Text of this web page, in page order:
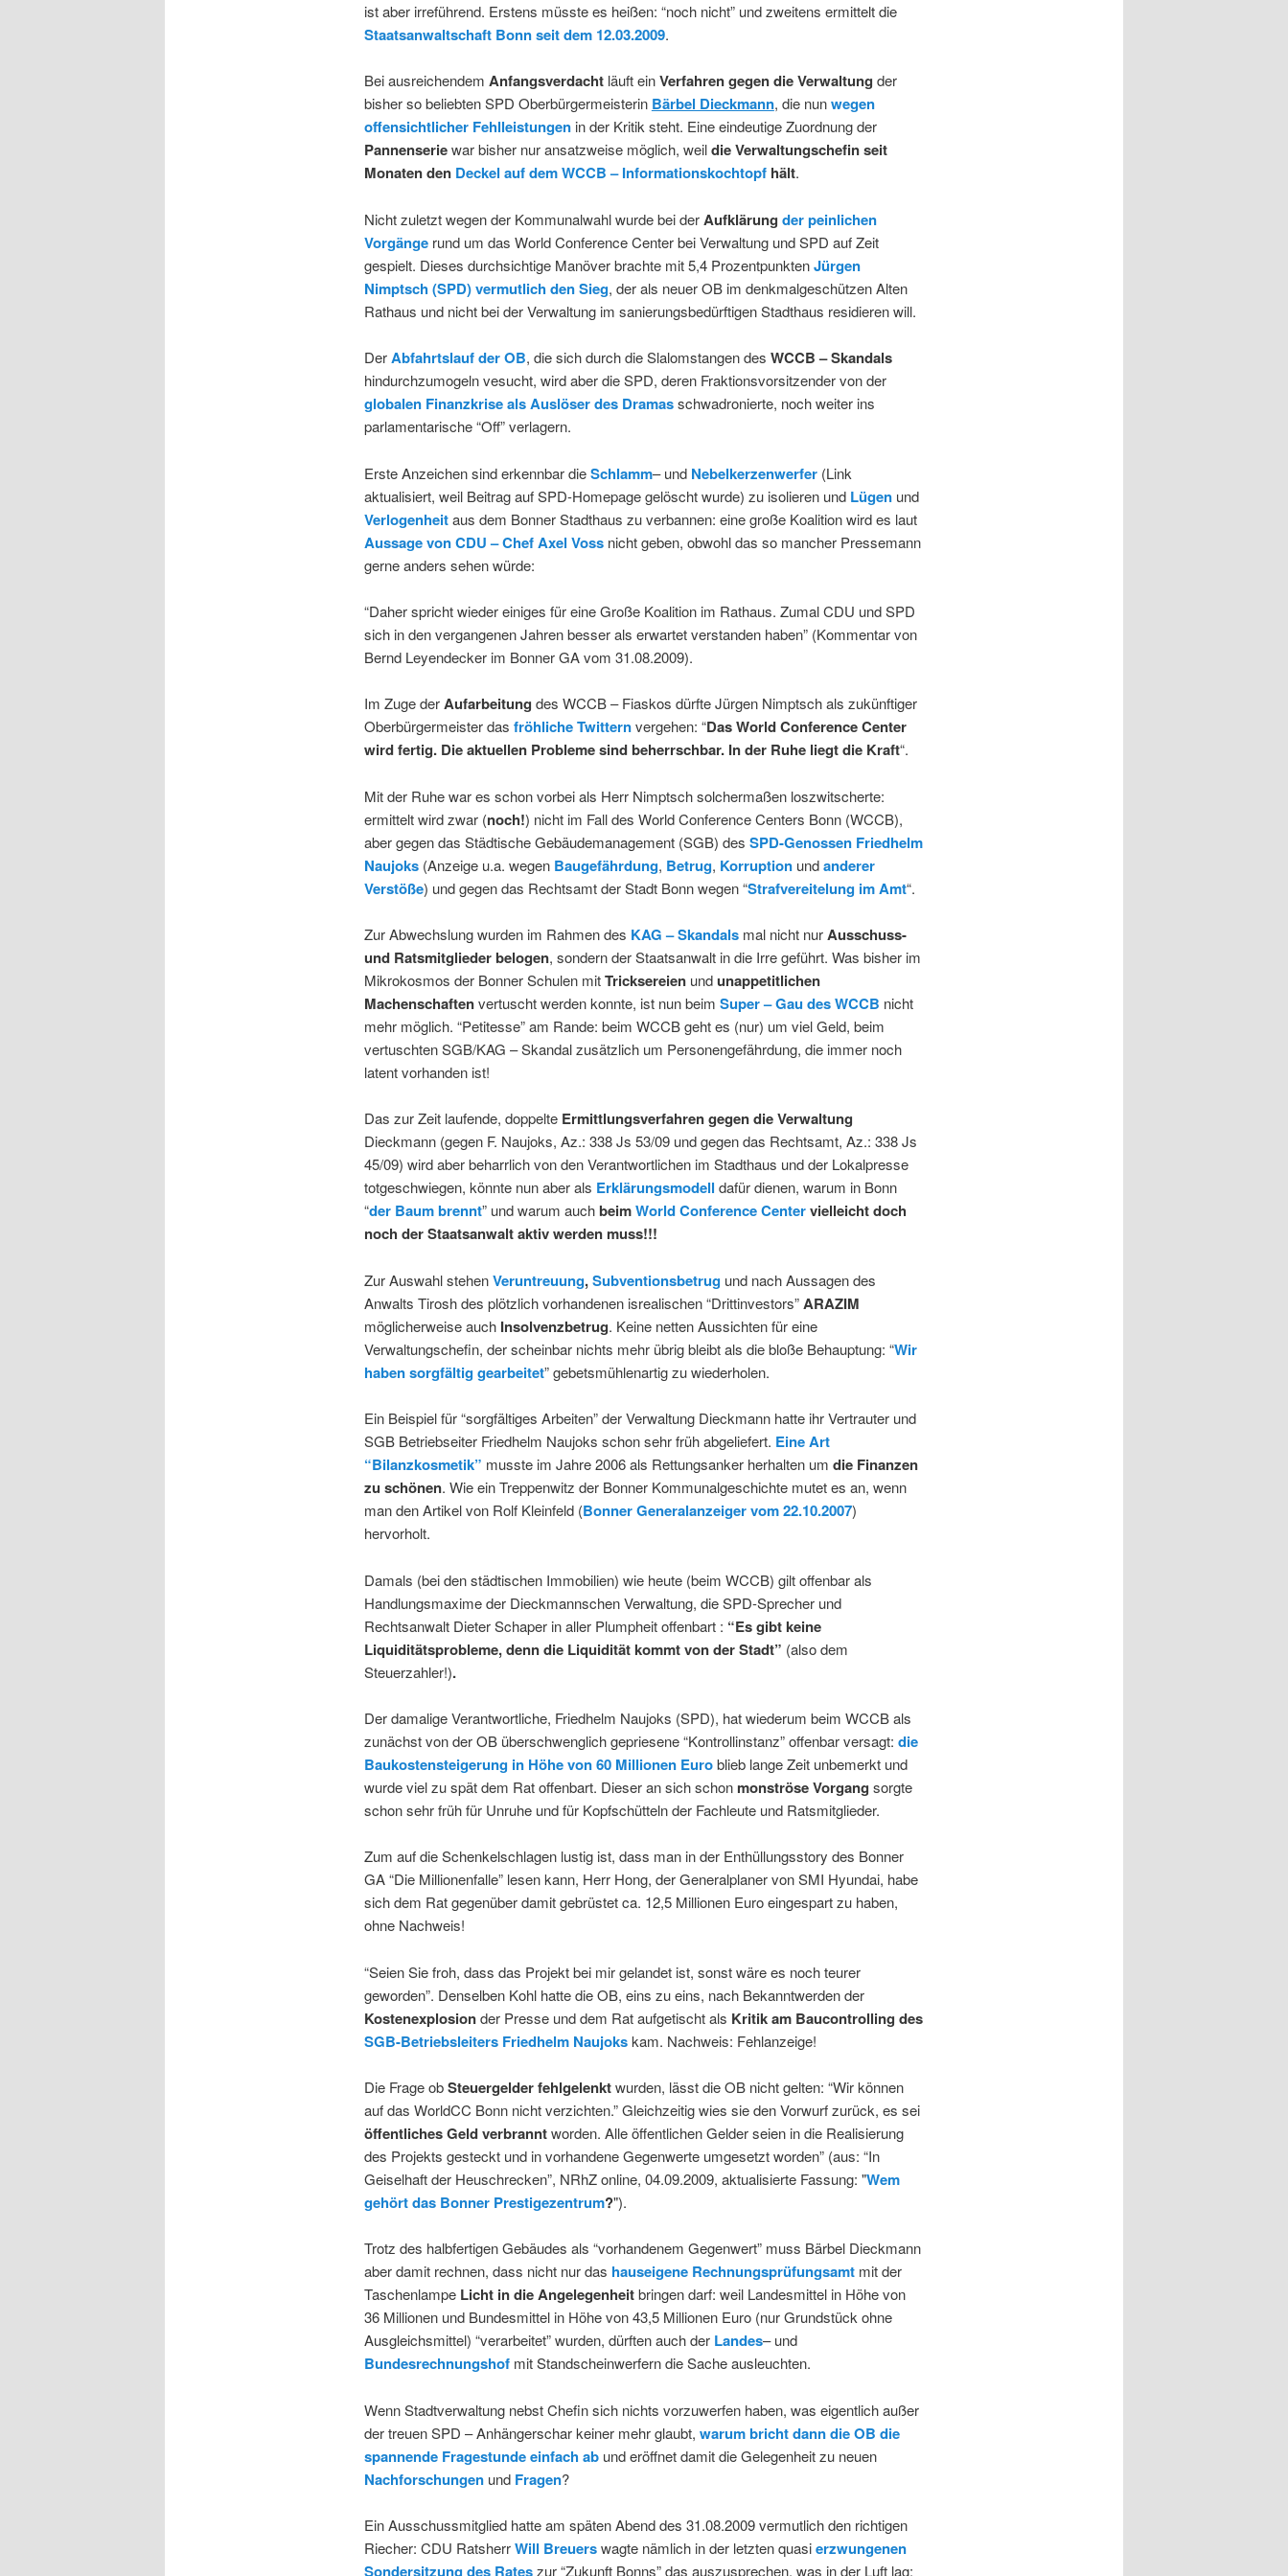
ist aber irreführend. Erstens müsste es heißen: “noch nicht” und zweitens ermittelt die
Staatsanwaltschaft Bonn seit dem 12.03.2009.
Bei ausreichendem Anfangsverdachtläuft einVerfahren gegen die Verwaltung der
bisher so beliebten SPD Oberbürgermeisterin Bärbel Dieckmann, die nunwegen
offensichtlicher Fehlleistungenin der Kritik steht. Eine eindeutige Zuordnung der
Pannenseriewar bisher nur ansatzweise möglich, weildie Verwaltungschefin seit
Monaten den Deckel auf dem WCCB – Informationskochtopf hält.
Nicht zuletzt wegen der Kommunalwahl wurde bei derAufklärung der peinlichen
Vorgängerund um das World Conference Center bei Verwaltung und SPD auf Zeit
gespielt. Dieses durchsichtige Manöver brachte mit 5,4 ProzentpunktenJürgen
Nimptsch (SPD) vermutlich den Sieg, der als neuer OB im denkmalgeschützen Alten
Rathaus und nicht bei der Verwaltung im sanierungsbedürftigen Stadthaus residieren will.
DerAbfahrtslauf der OB, die sich durch die Slalomstangen des WCCB – Skandals
hindurchzumogeln vesucht, wird aber die SPD, deren Fraktionsvorsitzender von der
globalen Finanzkrise als Auslöser des Dramasschwadronierte, noch weiter ins
parlamentarische “Off” verlagern.
Erste Anzeichen sind erkennbar dieSchlamm– und Nebelkerzenwerfer (Link
aktualisiert, weil Beitrag auf SPD-Homepage gelöscht wurde) zu isolieren und Lügen und
Verlogenheitaus dem Bonner Stadthaus zu verbannen: eine große Koalition wird es laut
Aussage von CDU – Chef Axel Vossnicht geben, obwohl das so mancher Pressemann
gerne anders sehen würde:
“Daher spricht wieder einiges für eine Große Koalition im Rathaus. Zumal CDU und SPD
sich in den vergangenen Jahren besser als erwartet verstanden haben” (Kommentar von
Bernd Leyendecker im Bonner GA vom 31.08.2009).
Im Zuge derAufarbeitung des WCCB – Fiaskos dürfte Jürgen Nimptsch als zukünftiger
Oberbürgermeister das fröhliche Twitternvergehen: “Das World Conference Center
wird fertig. Die aktuellen Probleme sind beherrschbar. In der Ruhe liegt die Kraft“.
Mit der Ruhe war es schon vorbei als Herr Nimptsch solchermaßen loszwitscherte:
ermittelt wird zwar (noch!) nicht im Fall des World Conference Centers Bonn (WCCB),
aber gegen das Städtische Gebäudemanagement (SGB) des SPD-Genossen Friedhelm
Naujoks(Anzeige u.a. wegen Baugefährdung, Betrug, Korruptionundanderer
Verstöße) und gegen das Rechtsamt der Stadt Bonn wegen “Strafvereitelung im Amt“.
Zur Abwechslung wurden im Rahmen des KAG – Skandalsmal nicht nurAusschuss-
und Ratsmitglieder belogen, sondern der Staatsanwalt in die Irre geführt. Was bisher im
Mikrokosmos der Bonner Schulen mitTricksereienundunappetitlichen
Machenschaftenvertuscht werden konnte, ist nun beim Super – Gau des WCCB nicht
mehr möglich. “Petitesse” am Rande: beim WCCB geht es (nur) um viel Geld, beim
vertuschten SGB/KAG – Skandal zusätzlich um Personengefährdung, die immer noch
latent vorhanden ist!
Das zur Zeit laufende, doppelteErmittlungsverfahren gegen die Verwaltung
Dieckmann (gegen F. Naujoks, Az.: 338 Js 53/09 und gegen das Rechtsamt, Az.: 338 Js
45/09) wird aber beharrlich von den Verantwortlichen im Stadthaus und der Lokalpresse
totgeschwiegen, könnte nun aber als Erklärungsmodell dafür dienen, warum in Bonn
“der Baum brennt” und warum auchbeimWorld Conference Centervielleicht doch
noch derStaatsanwalt aktiv werden muss!!!
Zur Auswahl stehenVeruntreuung,Subventionsbetrug und nach Aussagen des
Anwalts Tirosh des plötzlich vorhandenen isrealischen “Drittinvestors”ARAZIM
möglicherweise auchInsolvenzbetrug. Keine netten Aussichten für eine
Verwaltungschefin, der scheinbar nichts mehr übrig bleibt als die bloße Behauptung: “Wir
haben sorgfältig gearbeitet” gebetsmühlenartig zu wiederholen.
Ein Beispiel für “sorgfältiges Arbeiten” der Verwaltung Dieckmann hatte ihr Vertrauter und
SGB Betriebseiter Friedhelm Naujoks schon sehr früh abgeliefert. Eine Art
“Bilanzkosmetik” musste im Jahre 2006 als Rettungsanker herhalten um die Finanzen
zu schönen. Wie ein Treppenwitz der Bonner Kommunalgeschichte mutet es an, wenn
man den Artikel von Rolf Kleinfeld (Bonner Generalanzeiger vom 22.10.2007)
hervorholt.
Damals (bei den städtischen Immobilien) wie heute (beim WCCB) gilt offenbar als
Handlungsmaxime der Dieckmannschen Verwaltung, die SPD-Sprecher und
Rechtsanwalt Dieter Schaper in aller Plumpheit offenbart : “Es gibt keine
Liquiditätsprobleme, denn die Liquidität kommt von der Stadt” (also dem
Steuerzahler!).
Der damalige Verantwortliche, Friedhelm Naujoks (SPD), hat wiederum beim WCCB als
zunächst von der OB überschwenglich gepriesene “Kontrollinstanz” offenbar versagt: die
Baukostensteigerung in Höhe von 60 Millionen Euroblieb lange Zeit unbemerkt und
wurde viel zu spät dem Rat offenbart. Dieser an sich schon monströse Vorgang sorgte
schon sehr früh für Unruhe und für Kopfschütteln der Fachleute und Ratsmitglieder.
Zum auf die Schenkelschlagen lustig ist, dass man in der Enthüllungsstory des Bonner
GA “Die Millionenfalle” lesen kann, Herr Hong, der Generalplaner von SMI Hyundai, habe
sich dem Rat gegenüber damit gebrüstet ca. 12,5 Millionen Euro eingespart zu haben,
ohne Nachweis!
“Seien Sie froh, dass das Projekt bei mir gelandet ist, sonst wäre es noch teurer
geworden”. Denselben Kohl hatte die OB, eins zu eins, nach Bekanntwerden der
Kostenexplosionder Presse und dem Rat aufgetischt als Kritik am Baucontrolling des
SGB-Betriebsleiters Friedhelm Naujokskam. Nachweis: Fehlanzeige!
Die Frage obSteuergelder fehlgelenktwurden, lässt die OB nicht gelten: “Wir können
auf das WorldCC Bonn nicht verzichten.” Gleichzeitig wies sie den Vorwurf zurück, es sei
öffentliches Geld verbranntworden. Alle öffentlichen Gelder seien in die Realisierung
des Projekts gesteckt und in vorhandene Gegenwerte umgesetzt worden” (aus: “In
Geiselhaft der Heuschrecken”, NRhZ online, 04.09.2009, aktualisierte Fassung: "Wem
gehört das Bonner Prestigezentrum?").
Trotz des halbfertigen Gebäudes als “vorhandenem Gegenwert” muss Bärbel Dieckmann
aber damit rechnen, dass nicht nur das hauseigene Rechnungsprüfungsamtmit der
Taschenlampe Licht in die Angelegenheitbringen darf: weil Landesmittel in Höhe von
36 Millionen und Bundesmittel in Höhe von 43,5 Millionen Euro (nur Grundstück ohne
Ausgleichsmittel) “verarbeitet” wurden, dürften auch der Landes– und
Bundesrechnungshof mit Standscheinwerfern die Sache ausleuchten.
Wenn Stadtverwaltung nebst Chefin sich nichts vorzuwerfen haben, was eigentlich außer
der treuen SPD – Anhängerschar keiner mehr glaubt, warum bricht dann die OB die
spannende Fragestunde einfach abund eröffnet damit die Gelegenheit zu neuen
Nachforschungenund Fragen?
Ein Ausschussmitglied hatte am späten Abend des 31.08.2009 vermutlich den richtigen
Riecher: CDU RatsherrWill Breuerswagte nämlich in der letzten quasierzwungenen
Sondersitzung des Rateszur “Zukunft Bonns” das auszusprechen, was in der Luft lag: